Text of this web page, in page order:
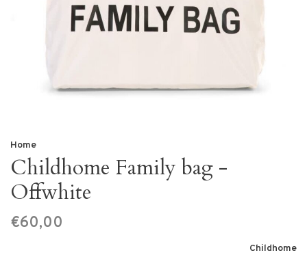
Home
Childhome Family bag -
Offwhite
€60,00
Childhome